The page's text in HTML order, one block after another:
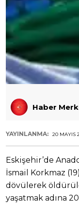
Haber
YAYINLANMA: 20 MAYIS
Eskişehir’de
İsmail Korkmaz
dövülerek
yaşatmak adına